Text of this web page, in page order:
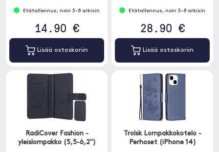
Etätallennus, noin 3-8 arkisin
14.90 €
Lisää ostoskoriin
Etätallennus, noin 3-8 arkisin
28.90 €
Lisää ostoskoriin
RadiCover Fashion -
yleislompakko (5,5-6,2")
Trolsk Lompakkokotelo -
Perhoset (iPhone 14)